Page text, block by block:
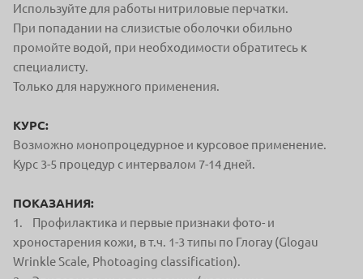
Используйте для работы нитриловые перчатки.
При попадании на слизистые оболочки обильно
промойте водой, при необходимости обратитесь к
специалисту.
Только для наружного применения.
КУРС:
Возможно монопроцедурное и курсовое применение.
Курс 3-5 процедур с интервалом 7-14 дней.
ПОКАЗАНИЯ:
1. Профилактика и первые признаки фото- и
хроностарения кожи, в т.ч. 1-3 типы по Глогау (Glogau
Wrinkle Scale, Photoaging classification).